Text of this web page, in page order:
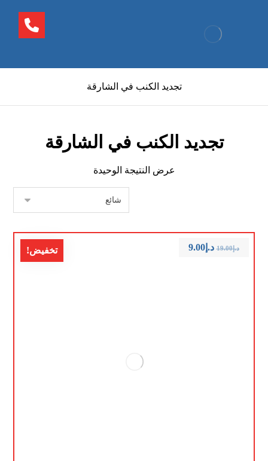
تجديد الكنب في الشارقة
تجديد الكنب في الشارقة
عرض النتيجة الوحيدة
تخفيض! د.إ19.00 د.إ9.00